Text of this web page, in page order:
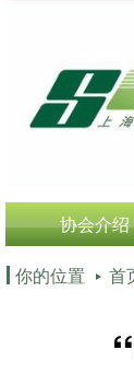
协会介绍
你的位置 首